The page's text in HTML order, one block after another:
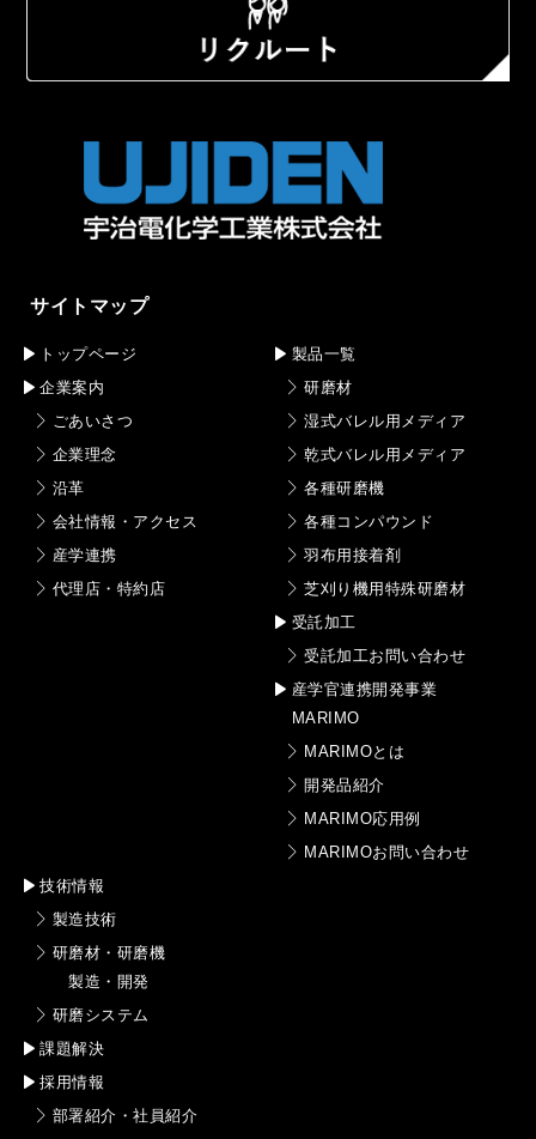
サイトマップ
トップページ
企業案内
ごあいさつ
企業理念
沿革
会社情報・アクセス
産学連携
代理店・特約店
製品一覧
研磨材
湿式バレル用メディア
乾式バレル用メディア
各種研磨機
各種コンパウンド
羽布用接着剤
芝刈り機用特殊研磨材
受託加工
受託加工お問い合わせ
産学官連携開発事業
MARIMO
MARIMOとは
開発品紹介
MARIMO応用例
MARIMOお問い合わせ
技術情報
製造技術
研磨材・研磨機
製造・開発
研磨システム
課題解決
採用情報
部署紹介・社員紹介